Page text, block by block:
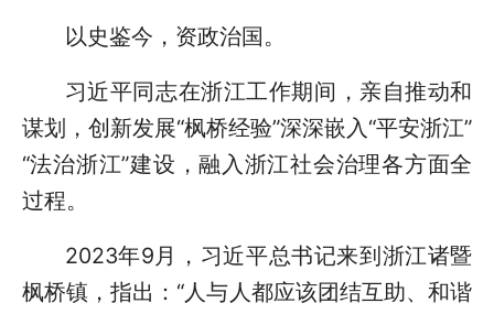
以史鉴今，资政治国。
习近平同志在浙江工作期间，亲自推动和
谋划，创新发展“枫桥经验”深深嵌入“平安浙江”
“法治浙江”建设，融入浙江社会治理各方面全
过程。
2023年9月，习近平总书记来到浙江诸暨
枫桥镇，指出：“人与人都应该团结互助、和谐